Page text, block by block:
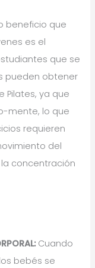
beneficio que
es el
que se
pueden obtener
Pilates, ya que
mente, lo que
requieren
del
concentración
Cuando
bebés se